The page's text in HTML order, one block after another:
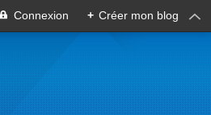
Connexion + Créer mon blog